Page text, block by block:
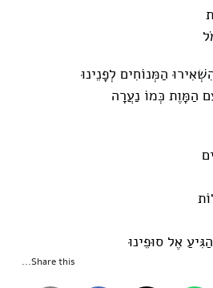
הַמְּנוֹחִים לְפָנֵינוּ
הַמָּוֶת כְּמוֹ נַעֲרָה
אֶל סוּפֵינוּ
Share this...